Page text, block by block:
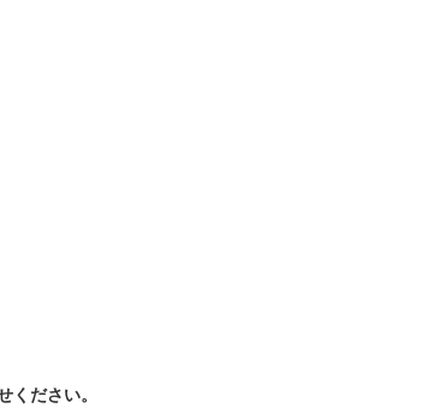
ださい。